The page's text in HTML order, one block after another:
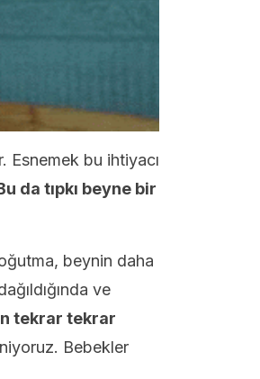
Esnemek bu ihtiyacı
da tıpkı beyne bir
beynin daha
ve
tekrar tekrar
Bebekler